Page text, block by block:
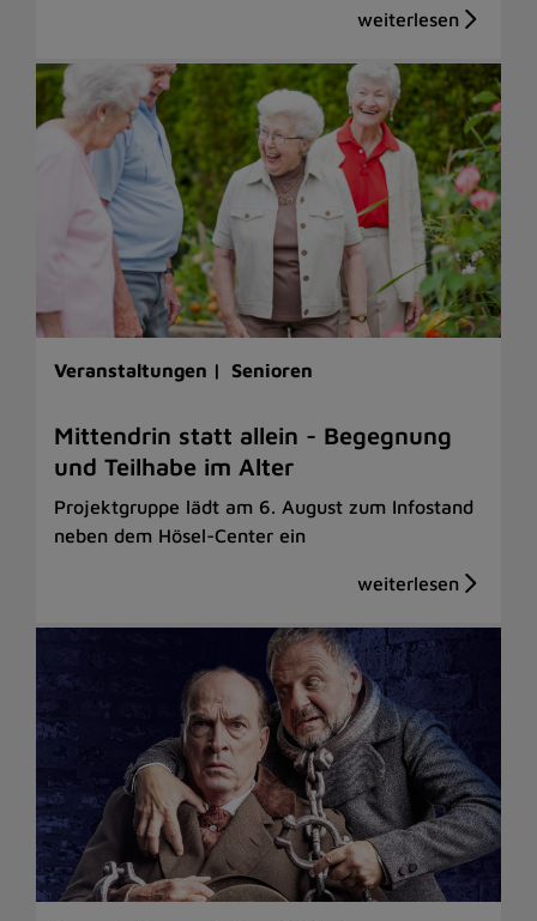
Veranstaltungen | Senioren
Mittendrin statt allein - Begegnung
und Teilhabe im Alter
Projektgruppe lädt am 6. August zum Infostand
neben dem Hösel-Center ein